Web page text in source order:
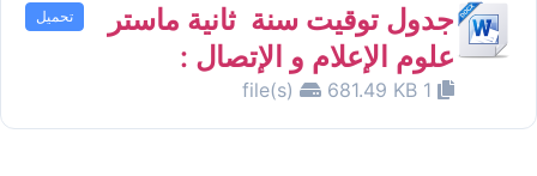
جدول توقيت سنة ثانية ماستر
علوم الإعلام و الإتصال :
681.49 KB
تحميل